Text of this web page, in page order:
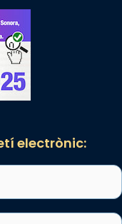
electrònic: